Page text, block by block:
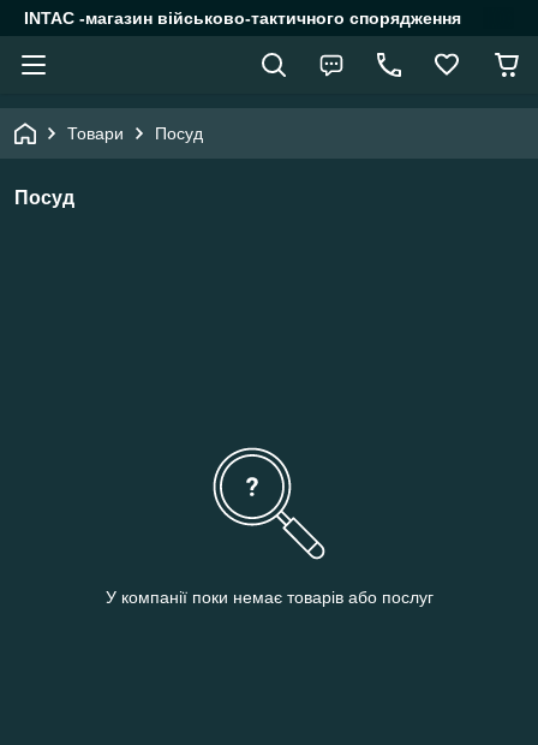
INTAC -магазин військово-тактичного спорядження
Товари Посуд
Посуд
У компанії поки немає товарів або послуг